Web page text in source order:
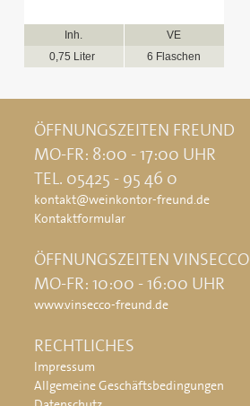
Inh.
VE
0,75 Liter
6 Flaschen
ÖFFNUNGSZEITEN FREUND
MO-FR: 8:00 - 17:00 UHR
TEL. 05425 - 95 46 0
kontakt@weinkontor-freund.de
Kontaktformular
ÖFFNUNGSZEITEN VINSECCO
MO-FR: 10:00 - 16:00 UHR
www.vinsecco-freund.de
RECHTLICHES
Impressum
Allgemeine Geschäftsbedingungen